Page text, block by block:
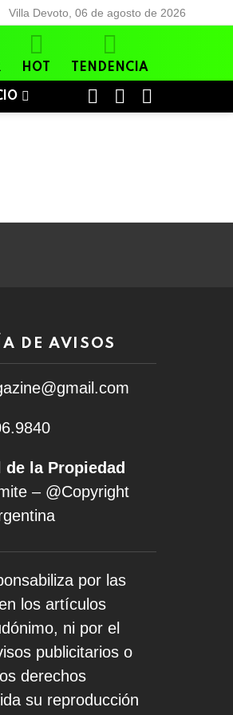
Villa Devoto, 06 de agosto de 2026
HOT TENDENCIA
SWITCH
DE AVISOS
la Propiedad
– @Copyright
por las
los artículos
ni por el
publicitarios o
derechos
su reproducción